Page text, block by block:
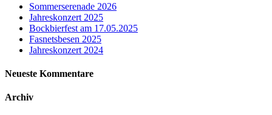
Sommerserenade 2026
Jahreskonzert 2025
Bockbierfest am 17.05.2025
Fasnetsbesen 2025
Jahreskonzert 2024
Neueste Kommentare
Archiv